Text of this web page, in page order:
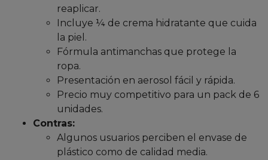
reaplicar.
Incluye ¼ de crema hidratante que cuida
la piel.
Fórmula antimanchas que protege la
ropa.
Presentación en aerosol fácil y rápida.
Precio muy competitivo para un pack de 6
unidades.
Contras:
Algunos usuarios perciben el envase de
plástico como de calidad media.